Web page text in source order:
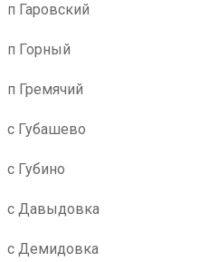
п Гаровский
п Горный
п Гремячий
с Губашево
с Губино
с Давыдовка
с Демидовка